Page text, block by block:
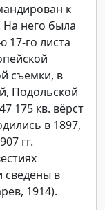
к
На него была
17-го листа
съемки, в
Подольской
175 кв. вёрст
в 1897,
гг.
сведены в
1914).